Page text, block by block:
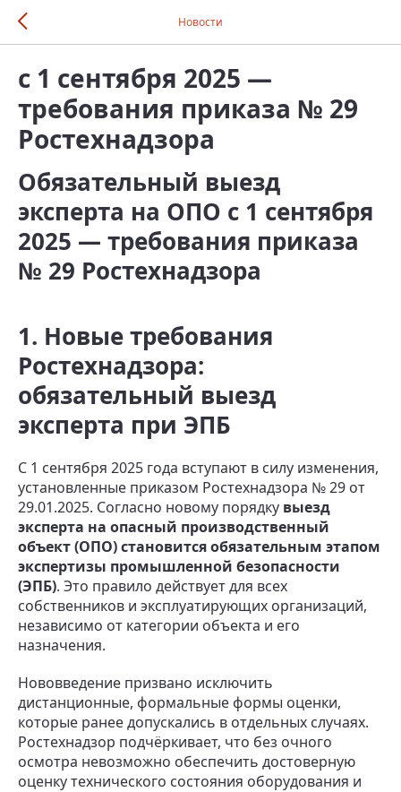
Новости
с 1 сентября 2025 —
требования приказа № 29
Ростехнадзора
Обязательный выезд
эксперта на ОПО с 1 сентября
2025 — требования приказа
№ 29 Ростехнадзора
1. Новые требования
Ростехнадзора:
обязательный выезд
эксперта при ЭПБ
С 1 сентября 2025 года вступают в силу изменения,
установленные приказом Ростехнадзора № 29 от
29.01.2025. Согласно новому порядку выезд
эксперта на опасный производственный
объект (ОПО) становится обязательным этапом
экспертизы промышленной безопасности
(ЭПБ). Это правило действует для всех
собственников и эксплуатирующих организаций,
независимо от категории объекта и его
назначения.
Нововведение призвано исключить
дистанционные, формальные формы оценки,
которые ранее допускались в отдельных случаях.
Ростехнадзор подчёркивает, что без очного
осмотра невозможно обеспечить достоверную
оценку технического состояния оборудования и